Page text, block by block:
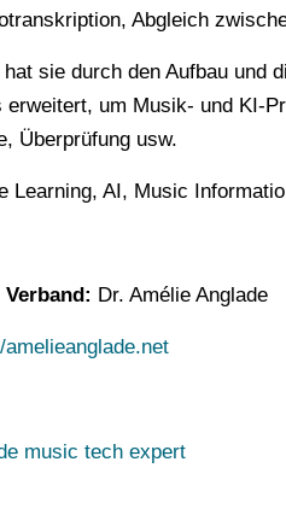
Abgleich
sie durch den Aufbau und
erweitert, um Musik- und KI-
Überprüfung usw.
Learning, AI, Music
Dr. Amélie Anglade